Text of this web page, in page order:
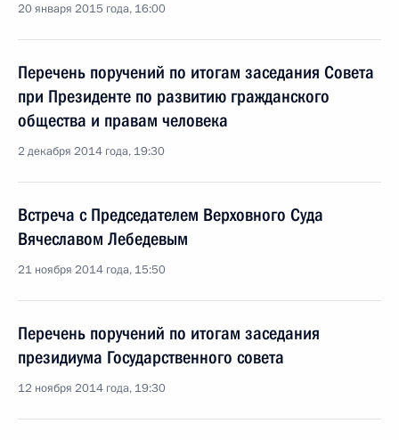
20 января 2015 года, 16:00
Перечень поручений по итогам заседания Совета
при Президенте по развитию гражданского
общества и правам человека
2 декабря 2014 года, 19:30
Встреча с Председателем Верховного Суда
Вячеславом Лебедевым
21 ноября 2014 года, 15:50
Перечень поручений по итогам заседания
президиума Государственного совета
12 ноября 2014 года, 19:30